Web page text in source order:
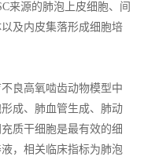
来源的肺泡上皮细胞、间
及内皮集落形成细胞培
良高氧啮齿动物模型中
成、肺血管生成、肺动
质干细胞是最有效的细
，相关临床指标为肺泡